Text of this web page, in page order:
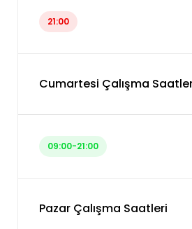
21:00
Cumartesi Çalışma
09:00-21:00
Pazar Çalışma Saatleri